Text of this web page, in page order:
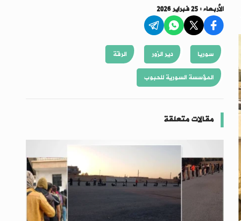
الأربعاء : 25 فبراير 2026
سوريا دير الزور
الرقة
المؤسسة السورية للحبوب
مقالات متعلقة